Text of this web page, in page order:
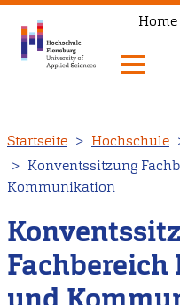
zum
Inhalt
Home
Startseite Hochschule
Konventssitzung
Kommunikation